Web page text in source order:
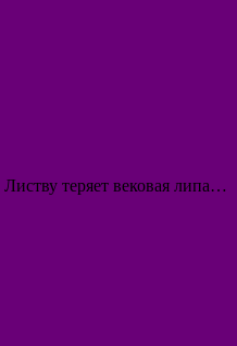
теряет вековая липа…